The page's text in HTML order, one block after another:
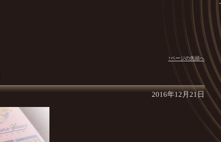
↑ページの先頭へ
2016年12月21日